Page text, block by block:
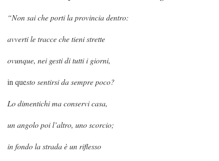
“Non sai che porti la provincia dentro:
avverti le tracce che tieni strette
ovunque, nei gesti di tutti i giorni,
in questo sentirsi da sempre poco?
Lo dimentichi ma conservi casa,
un angolo poi l’altro, uno scorcio;
in fondo la strada è un riflesso